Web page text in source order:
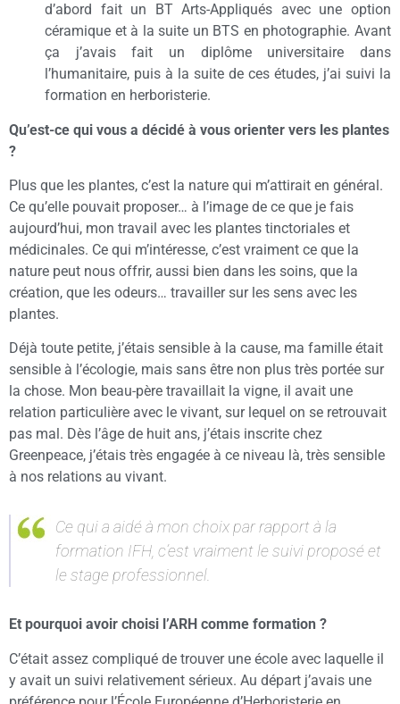
d’abord fait un BT Arts-Appliqués avec une option
céramique et à la suite un BTS en photographie. Avant
ça j’avais fait un diplôme universitaire dans
l’humanitaire, puis à la suite de ces études, j’ai suivi la
formation en herboristerie.
Qu’est-ce qui vous a décidé à vous orienter vers les plantes
?
Plus que les plantes, c’est la nature qui m’attirait en général.
Ce qu’elle pouvait proposer… à l’image de ce que je fais
aujourd’hui, mon travail avec les plantes tinctoriales et
médicinales. Ce qui m’intéresse, c’est vraiment ce que la
nature peut nous offrir, aussi bien dans les soins, que la
création, que les odeurs… travailler sur les sens avec les
plantes.
Déjà toute petite, j’étais sensible à la cause, ma famille était
sensible à l’écologie, mais sans être non plus très portée sur
la chose. Mon beau-père travaillait la vigne, il avait une
relation particulière avec le vivant, sur lequel on se retrouvait
pas mal. Dès l’âge de huit ans, j’étais inscrite chez
Greenpeace, j’étais très engagée à ce niveau là, très sensible
à nos relations au vivant.
Ce qui a aidé à mon choix par rapport à la
formation IFH, c’est vraiment le suivi proposé et
le stage professionnel.
Et pourquoi avoir choisi l’ARH comme formation ?
C’était assez compliqué de trouver une école avec laquelle il
y avait un suivi relativement sérieux. Au départ j’avais une